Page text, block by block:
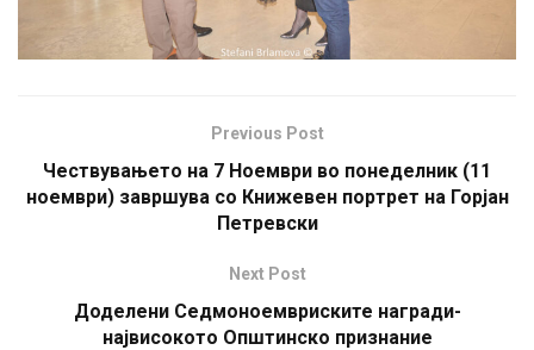
Previous Post
Чествувањето на 7 Ноември во понеделник (11
ноември) завршува со Книжевен портрет на Горјан
Петревски
Next Post
Доделени Седмоноемвриските награди-
највисокото Општинско признание